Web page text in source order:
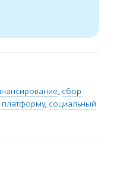
, сбор
платформу, социальный